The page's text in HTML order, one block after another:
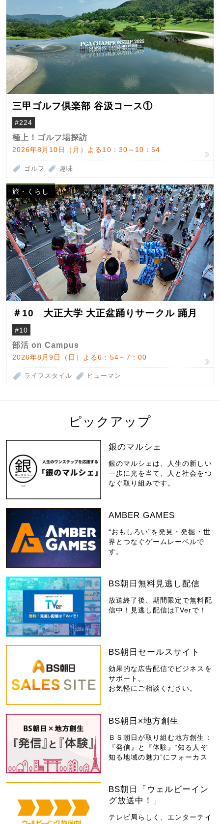
三甲ゴルフ倶楽部 谷汲コース①
#224
極上！ゴルフ場探訪
2026年8月10日（月）よる10：30～10：54
ゴルフ 趣味
旅・くらし
＃10 大正大学 大正盆踊りサークル 踊月
#10
部活 on Campus
2026年8月9日（日）よる6：54～7：00
ライフスタイル ヒューマン
ピックアップ
銀のマルシェ
銀のマルシェは、人生の新しい
一歩に光を当て、人と社会をつ
なぐ取り組みです。
AMBER GAMES
“おもしろい”を発見・発掘・世
界とつなぐゲームレーベルで
す。
BS朝日無料見逃し配信
放送終了後、期間限定で無料配
信中！見逃し配信はTVerで！
BS朝日セールスサイト
効果的な広告配信でビジネスを
サポート。
お気軽にご相談ください。
BS朝日×地方創生
ＢＳ朝日が取り組む地方創生：
『発信』と『体験』“知る人ぞ
知る地域の魅力”にフォーカス
BS朝日「ウェルビーイン
グ放送中！」
テレビ局らしく、エンターテイ